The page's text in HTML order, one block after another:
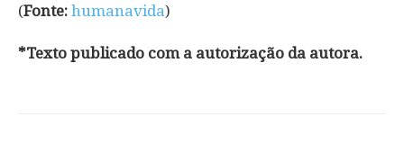
(Fonte: humanavida)
*Texto publicado com a autorização da autora.